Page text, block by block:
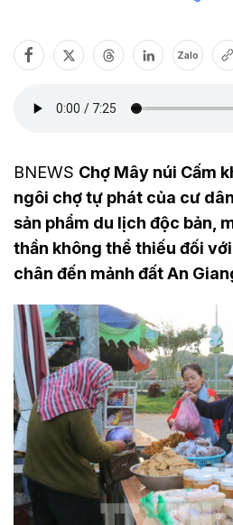
Zalo
BNEWS Chợ Mây núi Cấm
ngôi chợ tự phát của cư
sản phẩm du lịch độc bản,
thần không thể thiếu đối
chân đến mảnh đất An